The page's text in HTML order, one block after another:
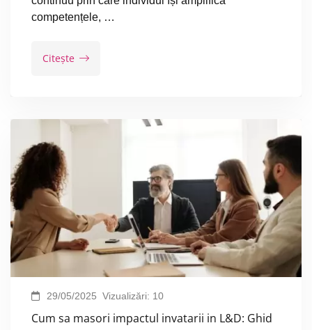
competențele, …
Citește
29/05/2025 Vizualizări: 10
Cum sa masori impactul invatarii in L&D: Ghid